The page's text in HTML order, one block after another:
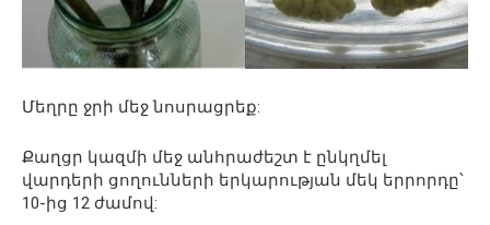
Մեղրը ջրի մեջ նոսրացրեք:
Քաղցր կազմի մեջ անհրաժեշտ է ընկղմել
վարդերի ցողունների երկարության մեկ երրորդը՝
10-ից 12 ժամով: